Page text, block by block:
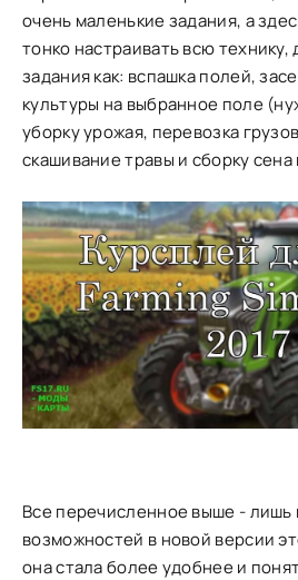
очень маленькие задания, а
тонко настраивать всю технику,
задания как: вспашка полей,
культуры на выбранное поле
уборку урожая, перевозка
скашивание травы и сборку сена
Все перечисленное выше - лишь
возможностей в новой версии
она стала более удобнее и